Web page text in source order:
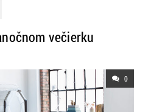
večierku
0